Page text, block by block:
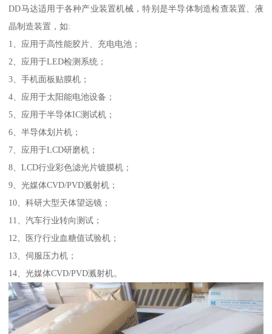
DD马达适用于各种产业装置机械，特别是半导体制造检查装置、液
晶制造装置，如:
1、应用于高性能胶片、充电电池；
2、应用于LED检测系统；
3、手机面板贴膜机；
4、应用于太阳能电池设备；
5、应用于半导体IC测试机；
6、半导体划片机；
7、应用于LCD研磨机；
8、LCD行业彩色滤光片镀膜机；
9、光媒体CVD/PVD溅射机；
10、科研大型天体望远镜；
11、汽车行业转向测试；
12、医疗行业血糖值试验机；
13、伺服压力机；
14、光媒体CVD/PVD溅射机。